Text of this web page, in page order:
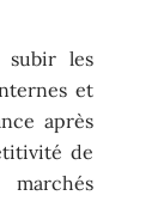
subir les
et
après
de